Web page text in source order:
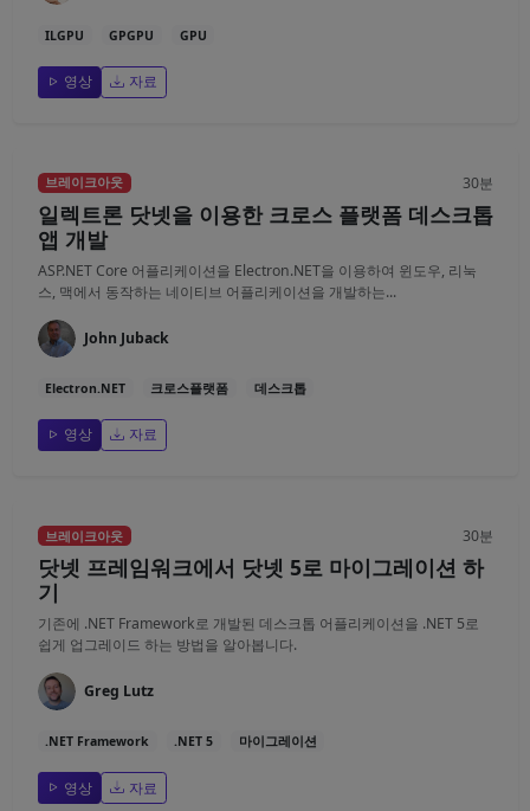
ILGPU GPGPU GPU
영상 자료
브레이크아웃 30분
일렉트론 닷넷을 이용한 크로스 플랫폼 데스크톱
앱 개발
ASP.NET Core 어플리케이션을 Electron.NET을 이용하여 윈도우, 리눅
스, 맥에서 동작하는 네이티브 어플리케이션을 개발하는...
John Juback
Electron.NET 크로스플랫폼 데스크톱
영상 자료
브레이크아웃 30분
닷넷 프레임워크에서 닷넷 5로 마이그레이션 하
기
기존에 .NET Framework로 개발된 데스크톱 어플리케이션을 .NET 5로
쉽게 업그레이드 하는 방법을 알아봅니다.
Greg Lutz
.NET Framework .NET 5 마이그레이션
영상 자료